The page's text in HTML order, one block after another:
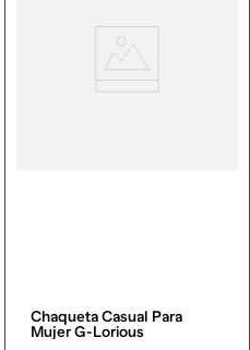
Chaqueta Casual Para
Mujer G-Lorious